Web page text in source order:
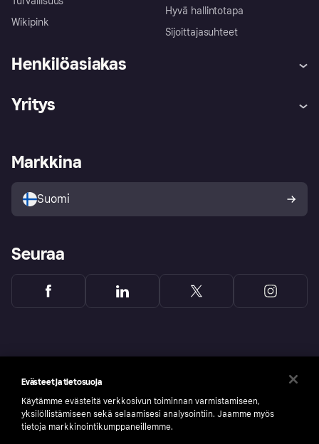
Wikipink
Hyvä hallintotapa
Sijoittajasuhteet
Henkilöasiakas
Ohje
Kirjaudu sisään
Tutustu kauppoihin
Ostajan turva
Yritys
Kirjaudu sisään yrityksenä
Markkina
Suomi
Seuraa
Evästeet ja tietosuoja
Käytämme evästeitä verkkosivun toiminnan varmistamiseen,
yksilöllistämiseen sekä selaamisesi analysointiin. Jaamme myös
tietoja markkinointikumppaneillemme.